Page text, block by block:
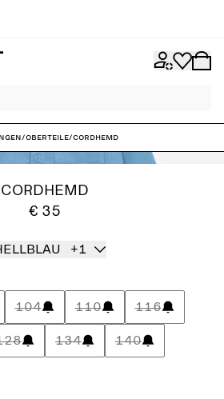
/Oberteile/Cordhemd
CORDHEMD
€ 35
+1
104 110 116
134 140